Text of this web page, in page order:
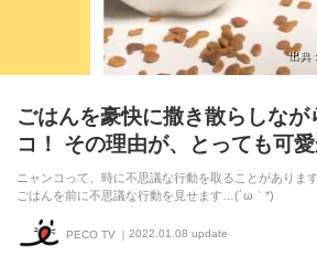
出典
ごはんを豪快に撒き散らしなが
コ！ その理由が、とっても可
ニャンコって、時に不思議な行動を取ることがありま
ごはんを前に不思議な行動を見せます…(´ω｀*)
PECO TV 2022.01.08 update